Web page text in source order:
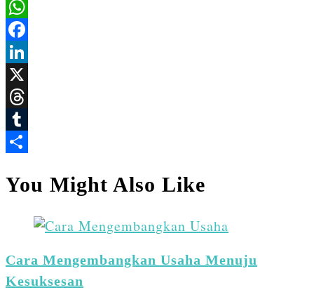
WhatsApp
Facebook
LinkedIn
X
Threads
Tumblr
You Might Also Like
Cara Mengembangkan Usaha Menuju
Kesuksesan